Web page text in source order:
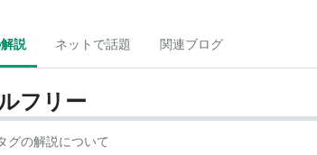
説 ネットで話題 関連ブログ
フリー
グの解説について